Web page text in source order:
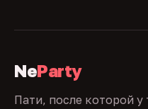
NeParty
Пати, после которой у